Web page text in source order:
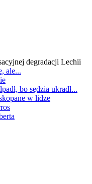
degradacji Lechii
ale...
bo sędzia ukradł...
w lidze